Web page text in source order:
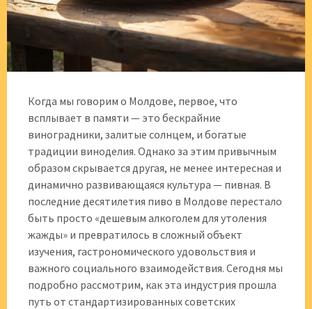
Когда мы говорим о Молдове, первое, что
всплывает в памяти — это бескрайние
виноградники, залитые солнцем, и богатые
традиции виноделия. Однако за этим привычным
образом скрывается другая, не менее интересная и
динамично развивающаяся культура — пивная. В
последние десятилетия пиво в Молдове перестало
быть просто «дешевым алкоголем для утоления
жажды» и превратилось в сложный объект
изучения, гастрономического удовольствия и
важного социального взаимодействия. Сегодня мы
подробно рассмотрим, как эта индустрия прошла
путь от стандартизированных советских